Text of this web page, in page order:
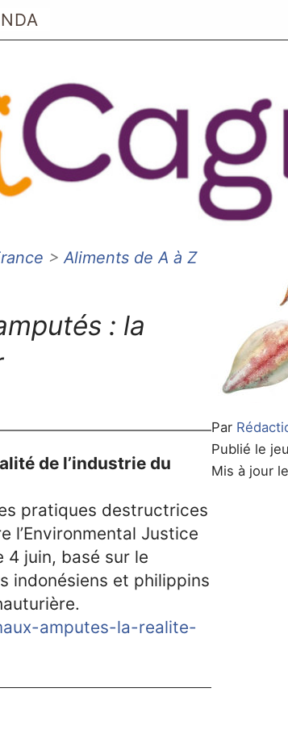
> Aliments de A à Z
: la
de l’industrie du
pratiques destructrices
l’Environmental Justice
4 juin, basé sur le
indonésiens et philippins
amputes-la-realite-
Par
Publié le
Mis à jour